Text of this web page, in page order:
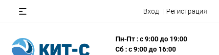
Вход Регистрация
Пн-Пт : с 9:00 до 19:00
Сб : с 9:00 до 16:00